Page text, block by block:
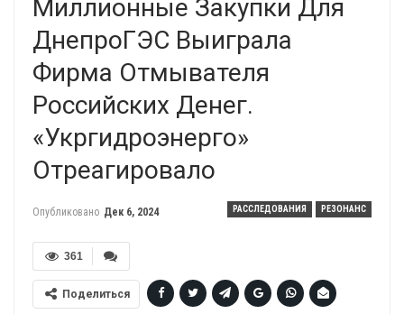
Миллионные Закупки Для
ДнепроГЭС Выиграла
Фирма Отмывателя
Российских Денег.
«Укргидроэнерго»
Отреагировало
РАССЛЕДОВАНИЯ РЕЗОНАНС
Опубликовано Дек 6, 2024
361
Поделиться